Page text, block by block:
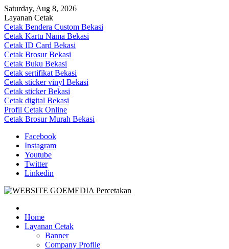
Skip
to
content
Saturday, Aug 8, 2026
Layanan Cetak
Cetak Bendera Custom Bekasi
Cetak Kartu Nama Bekasi
Cetak ID Card Bekasi
Cetak Brosur Bekasi
Cetak Buku Bekasi
Cetak sertifikat Bekasi
Cetak sticker vinyl Bekasi
Cetak sticker Bekasi
Cetak digital Bekasi
Profil Cetak Online
Cetak Brosur Murah Bekasi
Facebook
Instagram
Youtube
Twitter
Linkedin
Goe Media Percetakan | 0822-4439-5599 (Call/WA)
0822-4439-5599 (Call/WA) Percetakan jasa cetak banner buku yasin
invoice kartu nama label map nota spanduk stiker undangan
pernikahan murah online 24 jam
Home
Layanan Cetak
Banner
Company Profile